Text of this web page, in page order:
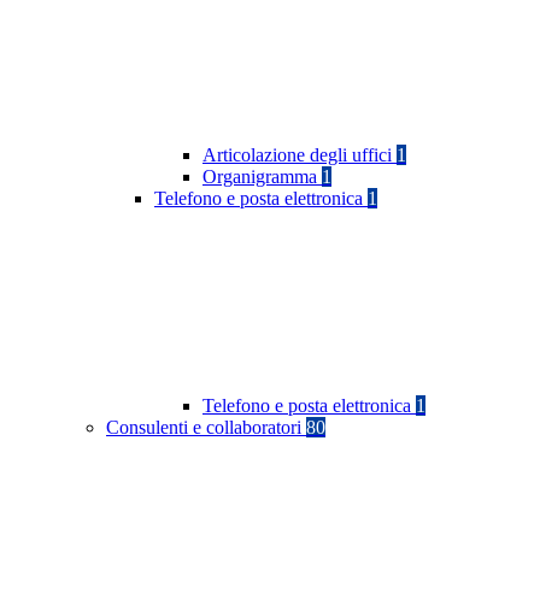
Articolazione degli uffici 1
Organigramma 1
Telefono e posta elettronica 1
Telefono e posta elettronica 1
Consulenti e collaboratori 80